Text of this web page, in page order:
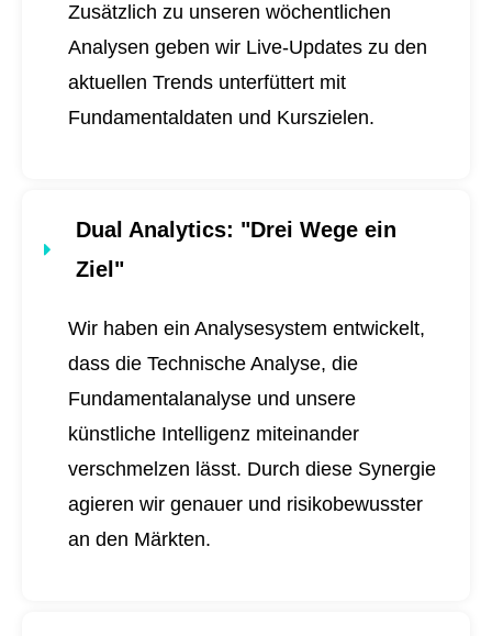
Zusätzlich zu unseren wöchentlichen
Analysen geben wir Live-Updates zu den
aktuellen Trends unterfüttert mit
Fundamentaldaten und Kurszielen.
Dual Analytics: "Drei Wege ein
Ziel"
Wir haben ein Analysesystem entwickelt,
dass die Technische Analyse, die
Fundamentalanalyse und unsere
künstliche Intelligenz miteinander
verschmelzen lässt. Durch diese Synergie
agieren wir genauer und risikobewusster
an den Märkten.